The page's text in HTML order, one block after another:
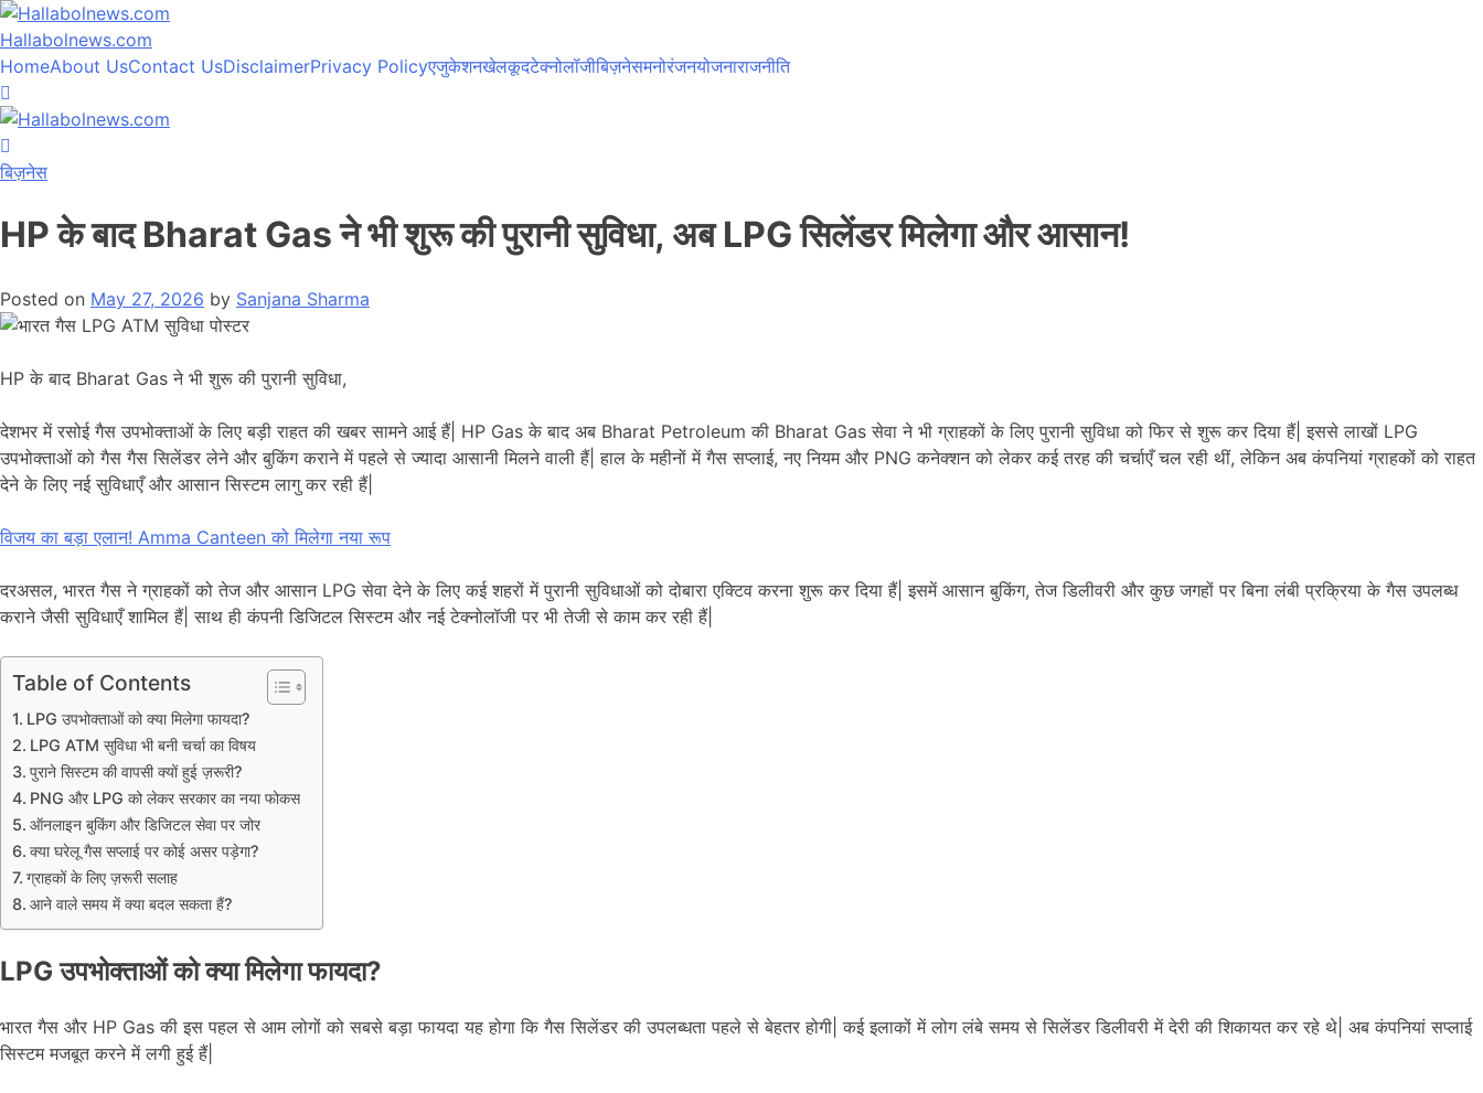
Hallabolnews.com
HomeAbout UsContact UsDisclaimerPrivacy Policyएजुकेशनखेलकूदटेक्नोलॉजीबिज़नेसमनोरंजनयोजनाराजनीति
बिज़नेस
HP के बाद Bharat Gas ने भी शुरू की पुरानी सुविधा, अब LPG सिलेंडर मिलेगा और आसान!
Posted on May 27, 2026 by Sanjana Sharma
HP के बाद Bharat Gas ने भी शुरू की पुरानी सुविधा,
देशभर में रसोई गैस उपभोक्ताओं के लिए बड़ी राहत की खबर सामने आई हैं| HP Gas के बाद अब Bharat Petroleum की Bharat Gas सेवा ने भी ग्राहकों के लिए पुरानी सुविधा को फिर से शुरू कर दिया हैं| इससे लाखों LPG
उपभोक्ताओं को गैस गैस सिलेंडर लेने और बुकिंग कराने में पहले से ज्यादा आसानी मिलने वाली हैं| हाल के महीनों में गैस सप्लाई, नए नियम और PNG कनेक्शन को लेकर कई तरह की चर्चाएँ चल रही थीं, लेकिन अब कंपनियां ग्राहकों को राहत
देने के लिए नई सुविधाएँ और आसान सिस्टम लागु कर रही हैं|
विजय का बड़ा एलान! Amma Canteen को मिलेगा नया रूप
दरअसल, भारत गैस ने ग्राहकों को तेज और आसान LPG सेवा देने के लिए कई शहरों में पुरानी सुविधाओं को दोबारा एक्टिव करना शुरू कर दिया हैं| इसमें आसान बुकिंग, तेज डिलीवरी और कुछ जगहों पर बिना लंबी प्रक्रिया के गैस उपलब्ध
कराने जैसी सुविधाएँ शामिल हैं| साथ ही कंपनी डिजिटल सिस्टम और नई टेक्नोलॉजी पर भी तेजी से काम कर रही हैं|
Table of Contents
LPG उपभोक्ताओं को क्या मिलेगा फायदा?
LPG ATM सुविधा भी बनी चर्चा का विषय
पुराने सिस्टम की वापसी क्यों हुई ज़रूरी?
PNG और LPG को लेकर सरकार का नया फोकस
ऑनलाइन बुकिंग और डिजिटल सेवा पर जोर
क्या घरेलू गैस सप्लाई पर कोई असर पड़ेगा?
ग्राहकों के लिए ज़रूरी सलाह
आने वाले समय में क्या बदल सकता हैं?
LPG उपभोक्ताओं को क्या मिलेगा फायदा?
भारत गैस और HP Gas की इस पहल से आम लोगों को सबसे बड़ा फायदा यह होगा कि गैस सिलेंडर की उपलब्धता पहले से बेहतर होगी| कई इलाकों में लोग लंबे समय से सिलेंडर डिलीवरी में देरी की शिकायत कर रहे थे| अब कंपनियां सप्लाई
सिस्टम मजबूत करने में लगी हुई हैं|